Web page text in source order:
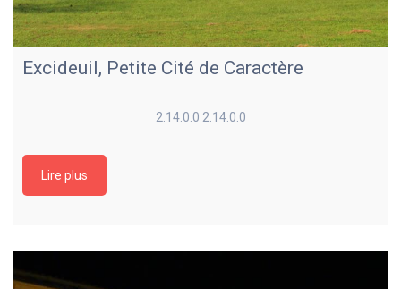
Excideuil, Petite Cité de Caractère
2.14.0.0 2.14.0.0
Lire plus